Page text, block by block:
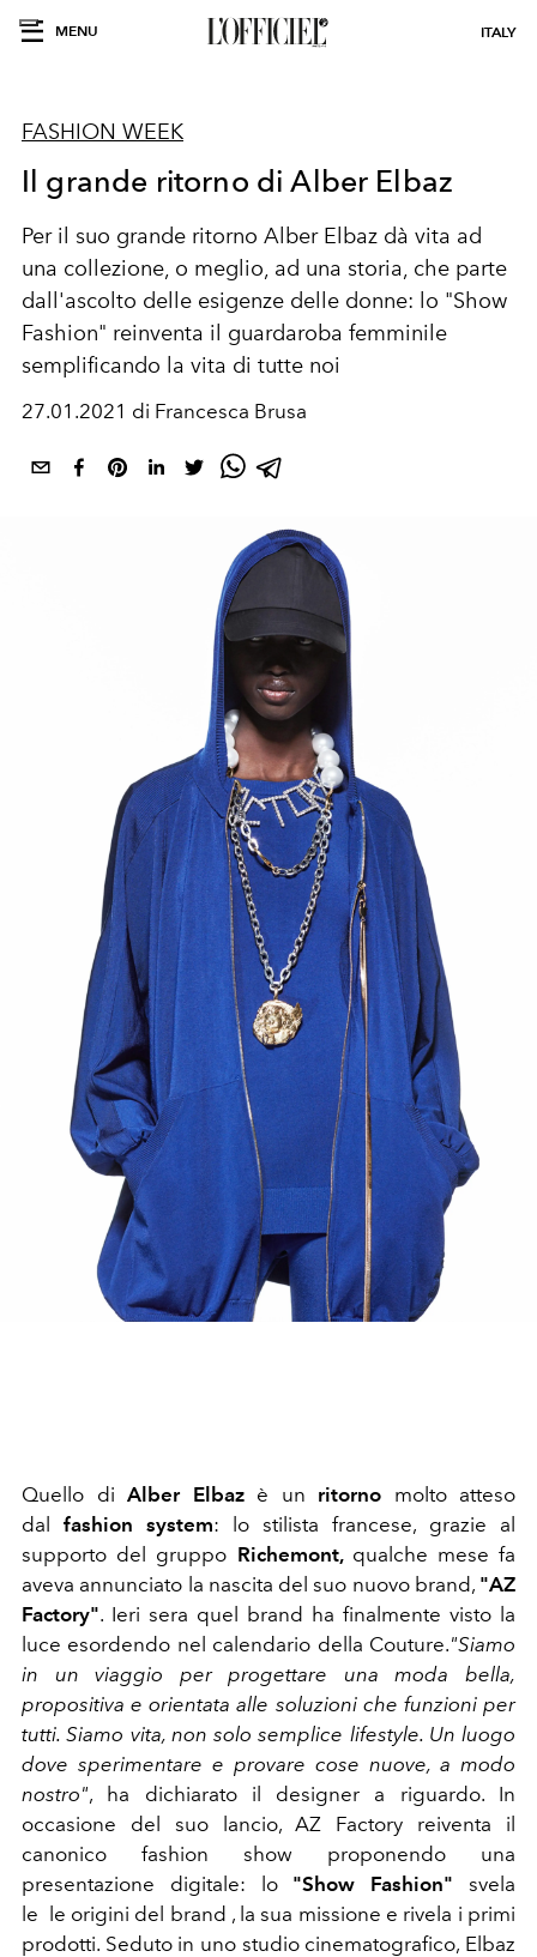
MENU ITALY
FASHION WEEK
Il grande ritorno di Alber Elbaz
Per il suo grande ritorno Alber Elbaz dà vita ad
una collezione, o meglio, ad una storia, che parte
dall'ascolto delle esigenze delle donne: lo "Show
Fashion" reinventa il guardaroba femminile
semplificando la vita di tutte noi
27.01.2021 di Francesca Brusa
Quello di Alber Elbazè un ritorno molto atteso
dal fashion system: lo stilista francese, grazie al
supporto del gruppo Richemont, qualche mese fa
aveva annunciato la nascita del suo nuovo brand, "AZ
Factory". Ieri sera quel brand ha finalmente visto la
luce esordendo nel calendario della Couture."Siamo
in un viaggio per progettare una moda bella,
propositiva e orientata alle soluzioni che funzioni per
tutti. Siamo vita, non solo semplice lifestyle. Un luogo
dove sperimentare e provare cose nuove, a modo
nostro", ha dichiarato il designer a riguardo. In
occasione del suo lancio, AZ Factory reiventa il
canonico fashion show proponendo una
presentazione digitale: lo"Show Fashion" svela
le le origini del brand , la sua missione e rivela i primi
prodotti. Seduto in uno studio cinematografico, Elbaz